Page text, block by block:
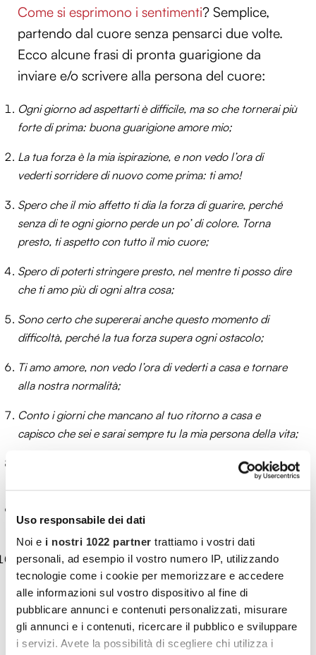
Uso responsabile dei dati
Noi e i nostri 1022 partner trattiamo i vostri dati
personali, ad esempio il vostro numero IP, utilizzando
tecnologie come i cookie per memorizzare e accedere
alle informazioni sul vostro dispositivo al fine di
pubblicare annunci e contenuti personalizzati, misurare
gli annunci e i contenuti, ricercare il pubblico e sviluppare
i servizi. Avete la possibilità di scegliere chi utilizza i
Come si esprimono i sentimenti? Semplice,
partendo dal cuore senza pensarci due volte.
Ecco alcune frasi di pronta guarigione da
inviare e/o scrivere alla persona del cuore:
Ogni giorno ad aspettarti è difficile, ma so che tornerai più
forte di prima: buona guarigione amore mio;
La tua forza è la mia ispirazione, e non vedo l’ora di
vederti sorridere di nuovo come prima: ti amo!
Spero che il mio affetto ti dia la forza di guarire, perché
senza di te ogni giorno perde un po’ di colore. Torna
presto, ti aspetto con tutto il mio cuore;
Spero di poterti stringere presto, nel mentre ti posso dire
che ti amo più di ogni altra cosa;
Sono certo che supererai anche questo momento di
difficoltà, perché la tua forza supera ogni ostacolo;
Ti amo amore, non vedo l’ora di vederti a casa e tornare
alla nostra normalità;
Conto i giorni che mancano al tuo ritorno a casa e
capisco che sei e sarai sempre tu la mia persona della vita;
Guarisci presto amore mio, ogni giorno senza di te è una
Spero che ti arrivi tutto il mio amore e che ti aiuti a
guarire: mi manchi tantissimo.
Citazioni famose per augurare pronta
guarigione